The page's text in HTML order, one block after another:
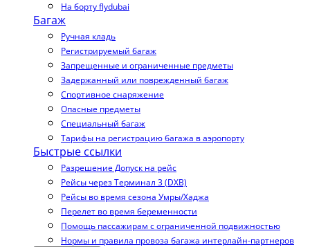
На борту flydubai
Багаж
Ручная кладь
Регистрируемый багаж
Запрещенные и ограниченные предметы
Задержанный или поврежденный багаж
Спортивное снаряжение
Опасные предметы
Специальный багаж
Тарифы на регистрацию багажа в аэропорту
Быстрые ссылки
Разрешение Допуск на рейс
Рейсы через Терминал 3 (DXB)
Рейсы во время сезона Умры/Хаджа
Перелет во время беременности
Помощь пассажирам с ограниченной подвижностью
Нормы и правила провоза багажа интерлайн-партнеров